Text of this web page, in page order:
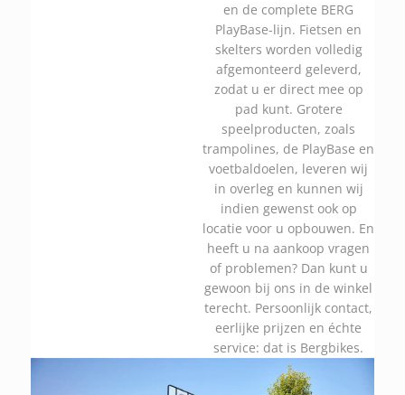
en de complete BERG
PlayBase-lijn. Fietsen en
skelters worden volledig
afgemonteerd geleverd,
zodat u er direct mee op
pad kunt. Grotere
speelproducten, zoals
trampolines, de PlayBase en
voetbaldoelen, leveren wij
in overleg en kunnen wij
indien gewenst ook op
locatie voor u opbouwen. En
heeft u na aankoop vragen
of problemen? Dan kunt u
gewoon bij ons in de winkel
terecht. Persoonlijk contact,
eerlijke prijzen en échte
service: dat is Bergbikes.